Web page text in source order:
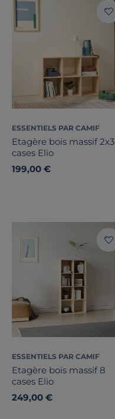
ESSENTIELS PAR CAMIF
Etagère bois massif 2x3
cases Elio
199,00 €
ESSENTIELS PAR CAMIF
Etagère bois massif 8
cases Elio
249,00 €
Largeur
Hauteur
Profondeur
Type de porte
Note des clients
Stock
Pays de fabrication